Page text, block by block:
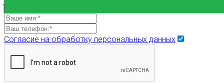
Согласие на обработку персональных данных